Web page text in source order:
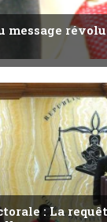
message
: La